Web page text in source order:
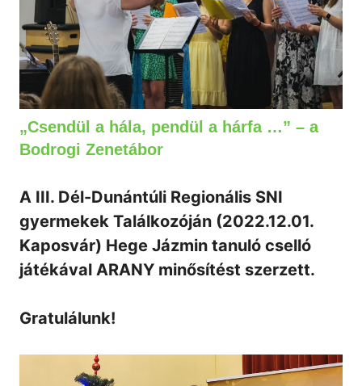
„Csendül a hála, pendül a hárfa …” – a
Bodrogi Zenetábor
A III. Dél-Dunántúli Regionális SNI
gyermekek Találkozóján (2022.12.01.
Kaposvár) Hege Jázmin tanuló cselló
játékával ARANY minősítést szerzett.
Gratulálunk!